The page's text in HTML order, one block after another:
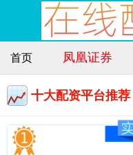
首页 凤凰证券
十大配资平台推荐